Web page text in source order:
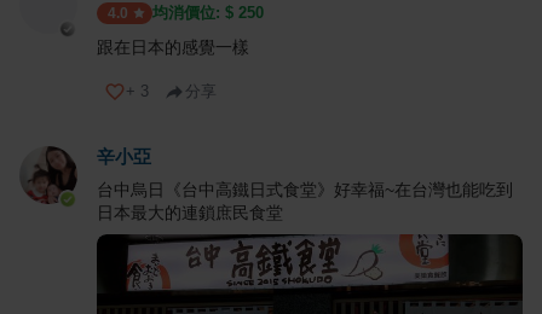
4.0 均消價位: $ 250
跟在日本的感覺一樣
+ 3 分享
辛小亞
台中烏日《台中高鐵日式食堂》好幸福~在台灣也能吃到
日本最大的連鎖庶民食堂